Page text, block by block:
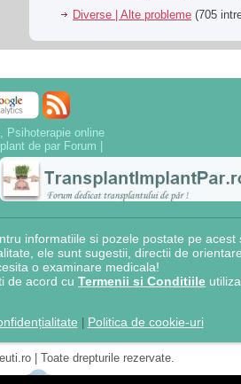
Diverse | Alte probleme (705
Psihoterapie online
de par Forum
informatiile si pozele postate pe
ele sunt sugestii, directii de
o examinare medicala!
de acord cu Termenii si Conditiile
Politica de cookie-uri
| Toate drepturile rezervate.